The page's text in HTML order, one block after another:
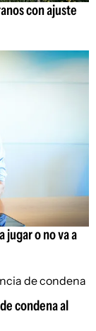
con ajuste
jugar o no va a
condena al